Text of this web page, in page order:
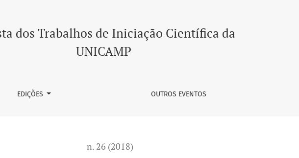
período recente
dos Trabalhos de Iniciação Científica da
UNICAMP
EDIÇÕES OUTROS EVENTOS
n. 26 (2018)